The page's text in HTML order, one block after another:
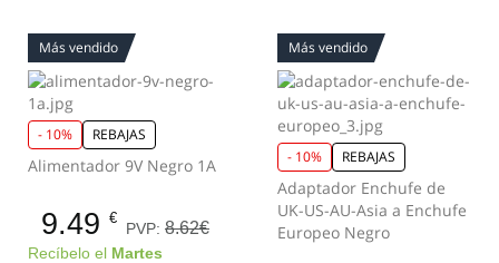
Más vendido
- 10% REBAJAS
Alimentador 9V Negro 1A
9.49 €
PVP: 8.62€
Recíbelo el Martes
Más vendido
- 10% REBAJAS
Adaptador Enchufe de
UK-US-AU-Asia a Enchufe
Europeo Negro